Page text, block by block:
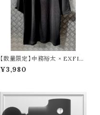
【数量限定】中務裕太 × EXFIG
HT Tシャツ（たかし けんこうだ
いいちver.）
¥3,980